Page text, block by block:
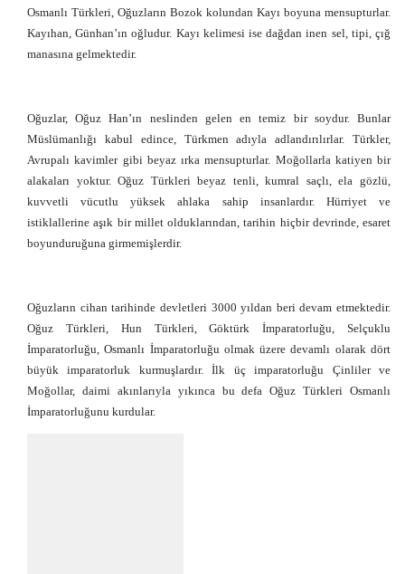
Osmanlı Türkleri, Oğuzların Bozok kolundan Kayı boyuna mensupturlar.
Kayıhan, Günhan’ın oğludur. Kayı kelimesi ise dağdan inen sel, tipi, çığ
manasına gelmektedir.
Oğuzlar, Oğuz Han’ın neslinden gelen en temiz bir soydur. Bunlar
Müslümanlığı kabul edince, Türkmen adıyla adlandırılırlar. Türkler,
Avrupalı kavimler gibi beyaz ırka mensupturlar. Moğollarla katiyen bir
alakaları yoktur. Oğuz Türkleri beyaz tenli, kumral saçlı, ela gözlü,
kuvvetli vücutlu yüksek ahlaka sahip insanlardır. Hürriyet ve
istiklallerine aşık bir millet olduklarından, tarihin hiçbir devrinde, esaret
boyunduruğuna girmemişlerdir.
Oğuzların cihan tarihinde devletleri 3000 yıldan beri devam etmektedir.
Oğuz Türkleri, Hun Türkleri, Göktürk İmparatorluğu, Selçuklu
İmparatorluğu, Osmanlı İmparatorluğu olmak üzere devamlı olarak dört
büyük imparatorluk kurmuşlardır. İlk üç imparatorluğu Çinliler ve
Moğollar, daimi akınlarıyla yıkınca bu defa Oğuz Türkleri Osmanlı
İmparatorluğunu kurdular.